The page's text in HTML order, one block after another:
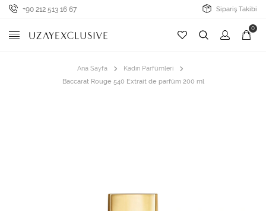
+90 212 513 16 67 Sipariş Takibi
0
Ana Sayfa
Kadın Parfümleri
Baccarat Rouge 540 Extrait de parfüm 200 ml